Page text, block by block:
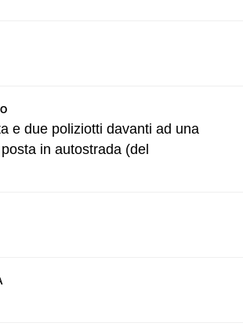
e due poliziotti davanti ad una
in autostrada (del